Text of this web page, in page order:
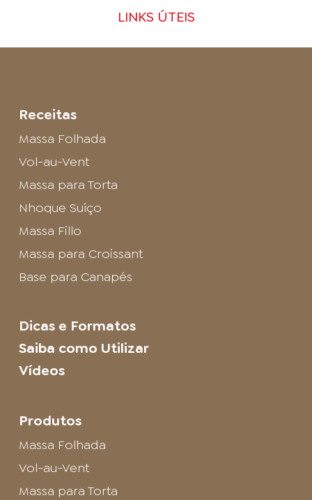
LINKS ÚTEIS
Receitas
Massa Folhada
Vol-au-Vent
Massa para Torta
Nhoque Suíço
Massa Fillo
Massa para Croissant
Base para Canapés
Dicas e Formatos
Saiba como Utilizar
Vídeos
Produtos
Massa Folhada
Vol-au-Vent
Massa para Torta